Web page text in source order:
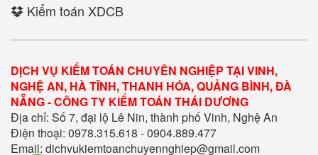
Kiểm toán XDCB
DỊCH VỤ KIỂM TOÁN CHUYÊN NGHIỆP TẠI VINH,
NGHỆ AN, HÀ TĨNH, THANH HÓA, QUẢNG BÌNH, ĐÀ
NẴNG - CÔNG TY KIỂM TOÁN THÁI DƯƠNG
Địa chỉ: Số 7, đại lộ Lê Nin, thành phố Vinh, Nghệ An
Điện thoại: 0978.315.618 - 0904.889.477
Email: dichvukiemtoanchuyennghiep@gmail.com